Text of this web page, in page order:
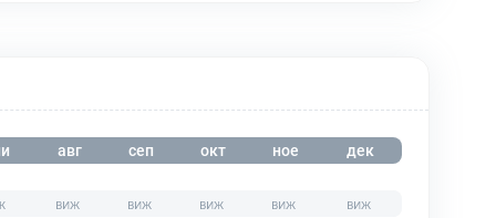
авг сеп окт ное дек